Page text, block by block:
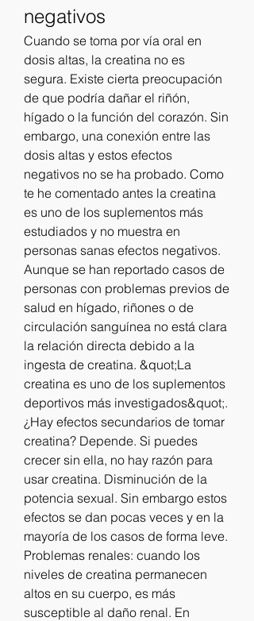
negativos
Cuando se toma por vía oral en
dosis altas, la creatina no es
segura. Existe cierta preocupación
de que podría dañar el riñón,
hígado o la función del corazón. Sin
embargo, una conexión entre las
dosis altas y estos efectos
negativos no se ha probado. Como
te he comentado antes la creatina
es uno de los suplementos más
estudiados y no muestra en
personas sanas efectos negativos.
Aunque se han reportado casos de
personas con problemas previos de
salud en hígado, riñones o de
circulación sanguínea no está clara
la relación directa debido a la
ingesta de creatina. &quot;La
creatina es uno de los suplementos
deportivos más investigados&quot;.
¿Hay efectos secundarios de tomar
creatina? Depende. Si puedes
crecer sin ella, no hay razón para
usar creatina. Disminución de la
potencia sexual. Sin embargo estos
efectos se dan pocas veces y en la
mayoría de los casos de forma leve.
Problemas renales: cuando los
niveles de creatina permanecen
altos en su cuerpo, es más
susceptible al daño renal. En